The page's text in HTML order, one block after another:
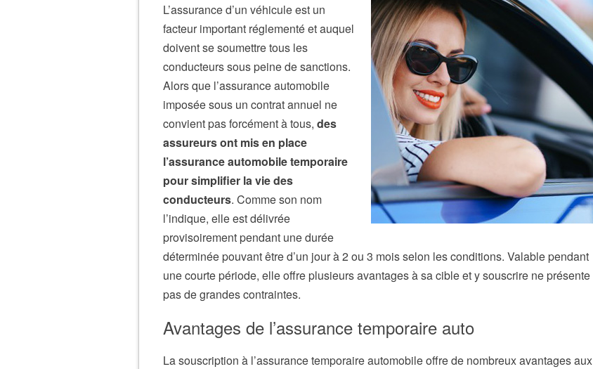
L’assurance d’un véhicule est un
facteur important réglementé et auquel
doivent se soumettre tous les
conducteurs sous peine de sanctions.
Alors que l’assurance automobile
imposée sous un contrat annuel ne
convient pas forcément à tous, des
assureurs ont mis en place
l’assurance automobile temporaire
pour simplifier la vie des
conducteurs. Comme son nom
l’indique, elle est délivrée
provisoirement pendant une durée
déterminée pouvant être d’un jour à 2 ou 3 mois selon les conditions. Valable pendant
une courte période, elle offre plusieurs avantages à sa cible et y souscrire ne présente
pas de grandes contraintes.
Avantages de l’assurance temporaire auto
La souscription à l’assurance temporaire automobile offre de nombreux avantages aux